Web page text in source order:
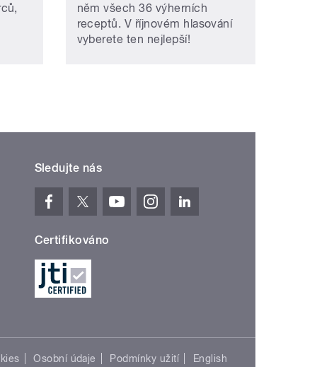
něm všech 36 výherních
receptů. V říjnovém hlasování
vyberete ten nejlepší!
Sledujte nás
Certifikováno
Osobní údaje Podmínky užití English